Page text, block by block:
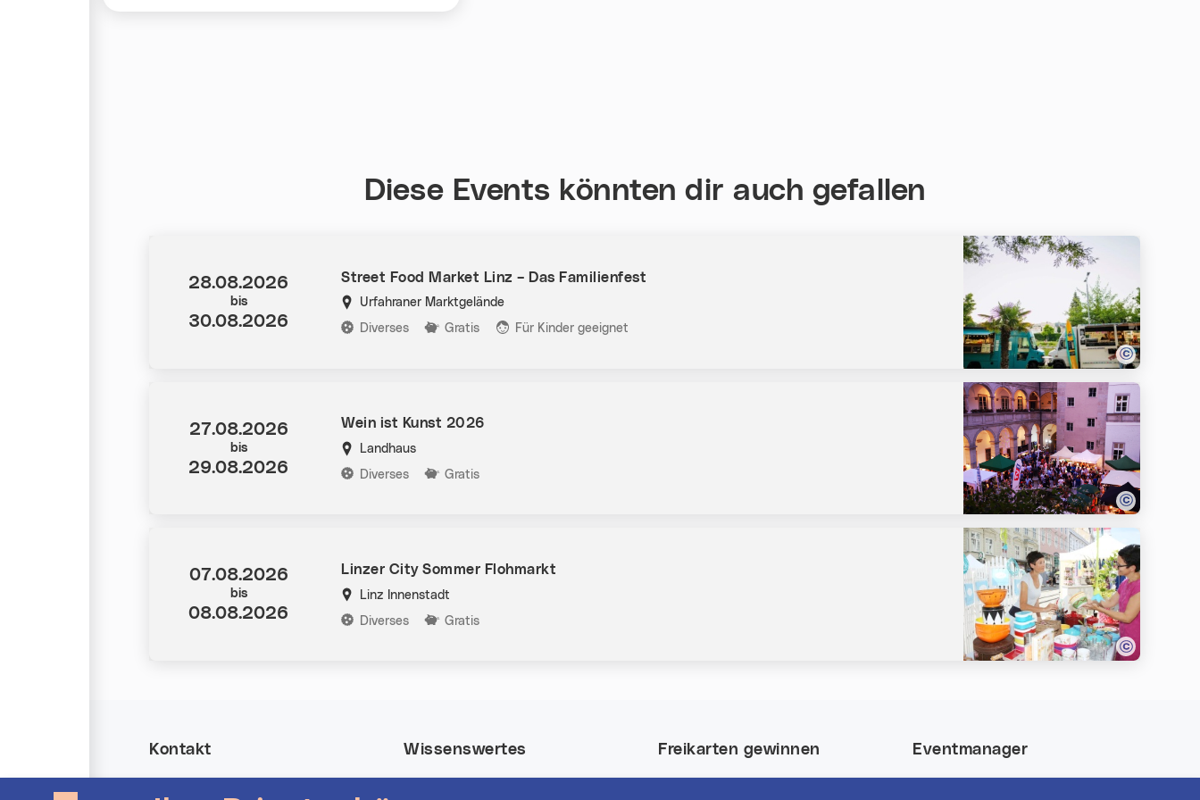
Diese Events könnten dir auch gefallen
Street Food Market Linz – Das Familienfest
Urfahraner Marktgelände
Kategorien:
Diverses Gratis Für Kinder geeignet
Datum:
28.08.2026
bis
30.08.2026
Wein ist Kunst 2026
Landhaus
Kategorien:
Diverses Gratis
Datum:
27.08.2026
bis
29.08.2026
Linzer City Sommer Flohmarkt
Linz Innenstadt
Kategorien:
Diverses Gratis
Datum:
07.08.2026
bis
08.08.2026
Kontakt Wissenswertes Freikarten gewinnen Eventmanager